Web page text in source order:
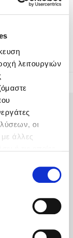
λειτουργιών
οι
άλλες
you will find a
limits,…